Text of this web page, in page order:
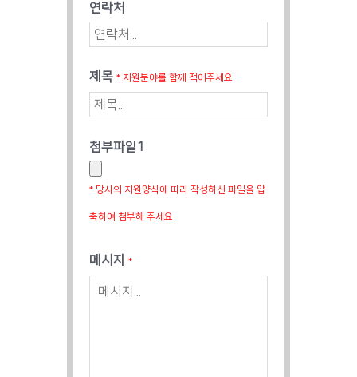
연락처
제목 * 지원분야를 함께 적어주세요
첨부파일1
* 당사의 지원양식에 따라 작성하신 파일을 압
축하여 첨부해 주세요.
메시지 *